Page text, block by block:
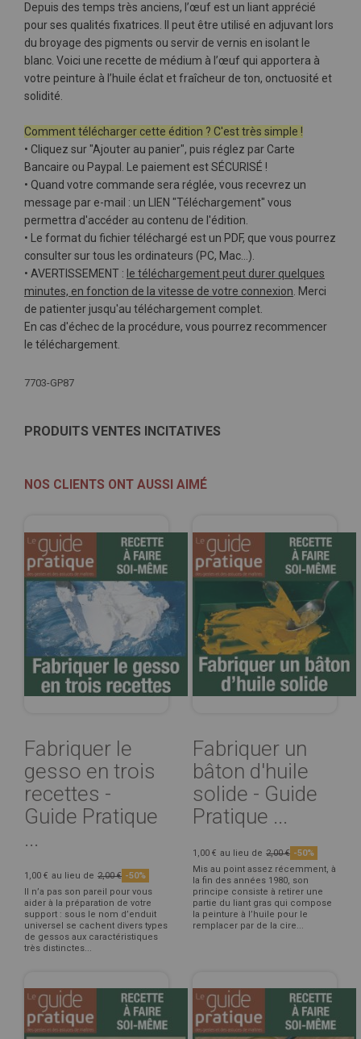
Depuis des temps très anciens, l’œuf est un liant apprécié
pour ses qualités fixatrices. Il peut être utilisé en adjuvant lors
du broyage des pigments ou servir de vernis en isolant le
blanc. Voici une recette de médium à l’œuf qui apportera à
votre peinture à l’huile éclat et fraîcheur de ton, onctuosité et
solidité.
Comment télécharger cette édition ? C'est très simple !
• Cliquez sur "Ajouter au panier", puis réglez par Carte
Bancaire ou Paypal. Le paiement est SÉCURISÉ !
• Quand votre commande sera réglée, vous recevrez un
message par e-mail : un LIEN "Téléchargement" vous
permettra d'accéder au contenu de l'édition.
• Le format du fichier téléchargé est un PDF, que vous pourrez
consulter sur tous les ordinateurs (PC, Mac…).
• AVERTISSEMENT : le téléchargement peut durer quelques
minutes, en fonction de la vitesse de votre connexion . Merci
de patienter jusqu'au téléchargement complet.
En cas d'échec de la procédure, vous pourrez recommencer
le téléchargement.
Plus
7703-GP87
PRODUITS VENTES INCITATIVES
NOS CLIENTS ONT AUSSI AIMÉ
Fabriquer le
gesso en trois
recettes -
Guide Pratique
...
1,00 € au lieu de 2,00 € -50%
Il n’a pas son pareil pour vous
aider à la préparation de votre
support : sous le nom d’enduit
universel se cachent divers types
de gessos aux caractéristiques
très distinctes...
Fabriquer un
bâton d'huile
solide - Guide
Pratique ...
1,00 € au lieu de 2,00 € -50%
Mis au point assez récemment, à
la fin des années 1980, son
principe consiste à retirer une
partie du liant gras qui compose
la peinture à l’huile pour le
remplacer par de la cire...